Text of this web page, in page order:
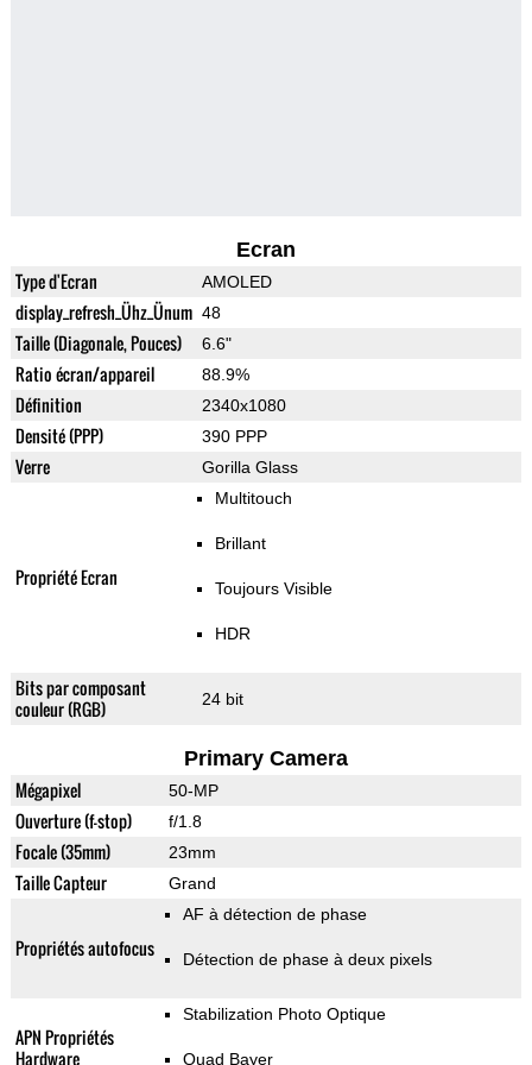
Ecran
Type d'Ecran AMOLED
display_refresh_Ühz_Ünum 48
Taille (Diagonale, Pouces) 6.6"
Ratio écran/appareil 88.9%
Définition 2340x1080
Densité (PPP) 390 PPP
Verre Gorilla Glass
Propriété Ecran
Multitouch
Brillant
Toujours Visible
HDR
Bits par composant
couleur (RGB)
24 bit
Primary Camera
Mégapixel 50-MP
Ouverture (f-stop) f/1.8
Focale (35mm) 23mm
Taille Capteur Grand
Propriétés autofocus
AF à détection de phase
Détection de phase à deux pixels
APN Propriétés
Hardware
Stabilization Photo Optique
Quad Bayer